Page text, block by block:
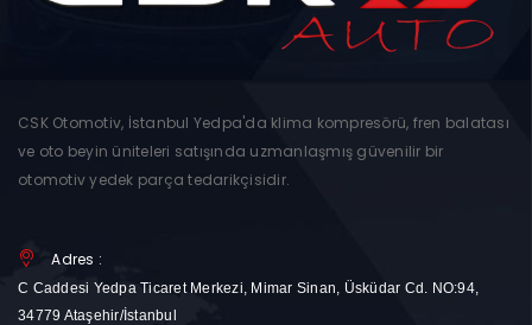
CSK Otomotiv, İstanbul Yedpa'da klima kompresörü, fren balatası
ve oto beyin üniteleri satışında uzmanlaşmış güvenilir bir
otomotiv yedek parça tedarikçisidir.
Adres :
C Caddesi Yedpa Ticaret Merkezi, Mimar Sinan, Üsküdar Cd. NO:94,
34779 Ataşehir/İstanbul